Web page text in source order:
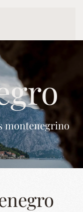
montenegrino